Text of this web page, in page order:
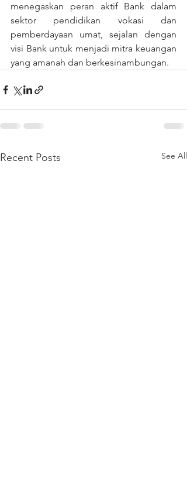
menegaskan peran aktif Bank dalam
sektor pendidikan vokasi dan
pemberdayaan umat, sejalan dengan
visi Bank untuk menjadi mitra keuangan
yang amanah dan berkesinambungan.
Recent Posts See All